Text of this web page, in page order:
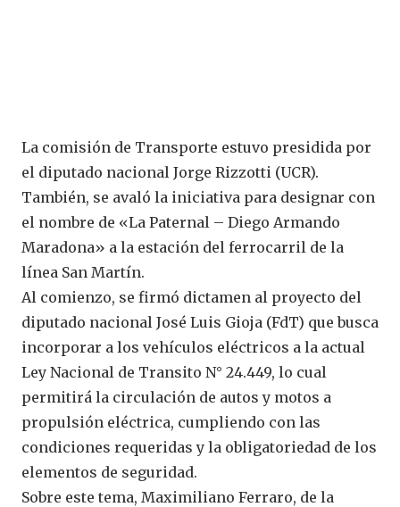
La comisión de Transporte estuvo presidida por
el diputado nacional Jorge Rizzotti (UCR).
También, se avaló la iniciativa para designar con
el nombre de «La Paternal – Diego Armando
Maradona» a la estación del ferrocarril de la
línea San Martín.
Al comienzo, se firmó dictamen al proyecto del
diputado nacional José Luis Gioja (FdT) que busca
incorporar a los vehículos eléctricos a la actual
Ley Nacional de Transito N° 24.449, lo cual
permitirá la circulación de autos y motos a
propulsión eléctrica, cumpliendo con las
condiciones requeridas y la obligatoriedad de los
elementos de seguridad.
Sobre este tema, Maximiliano Ferraro, de la